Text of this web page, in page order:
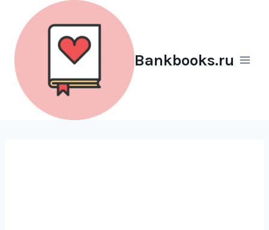
Перейти
содержимому
Bankbooks.ru